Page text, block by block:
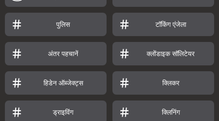
पुलिस टॉकिंग एंजेला
अंतर पहचानें क्लोंडाइक सॉलिटेयर
हिडेन ऑब्जेक्ट्स क्लिकर
ड्राइविंग क्लिनिंग